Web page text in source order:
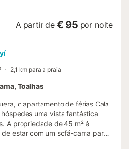
A partir de € 95 por noite
2,1 km para a praia
Toalhas
o apartamento de férias Cala
uma vista fantástica
A propriedade de 45 m² é
estar com um sofá-cama para